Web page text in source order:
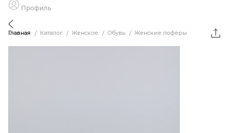
Профиль
Главная Каталог Женское Обувь Женские лоферы